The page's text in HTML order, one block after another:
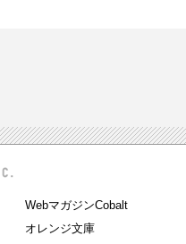
WebマガジンCobalt
オレンジ文庫